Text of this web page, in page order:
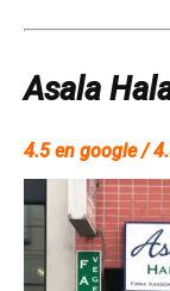
Asala
4.5 en google /